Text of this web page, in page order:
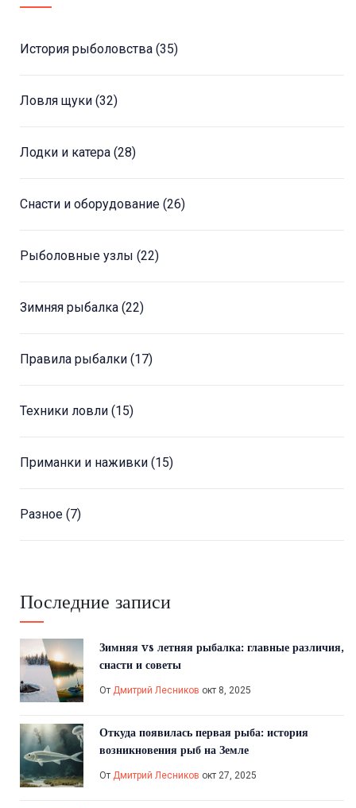
История рыболовства (35)
Ловля щуки (32)
Лодки и катера (28)
Снасти и оборудование (26)
Рыболовные узлы (22)
Зимняя рыбалка (22)
Правила рыбалки (17)
Техники ловли (15)
Приманки и наживки (15)
Разное (7)
Последние записи
Зимняя vs летняя рыбалка: главные различия,
снасти и советы
От Дмитрий Лесников окт 8, 2025
Откуда появилась первая рыба: история
возникновения рыб на Земле
От Дмитрий Лесников окт 27, 2025